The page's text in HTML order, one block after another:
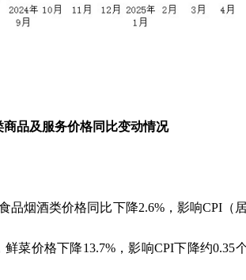
及服务价格同比变动情况
品烟酒类价格同比下降2.6%，影响CPI （
鲜菜价格下降13.7%，影响CPI下降约0.35